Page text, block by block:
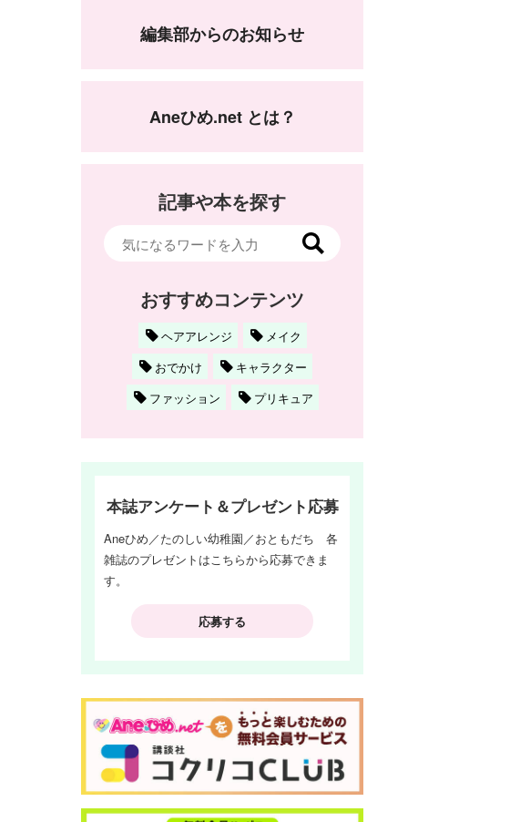
編集部からのお知らせ
Aneひめ.net とは？
記事や本を探す
おすすめコンテンツ
ヘアアレンジ
メイク
おでかけ
キャラクター
ファッション
プリキュア
本誌アンケート＆プレゼント応募
Aneひめ／たのしい幼稚園／おともだち 各
雑誌のプレゼントはこちらから応募できま
す。
応募する